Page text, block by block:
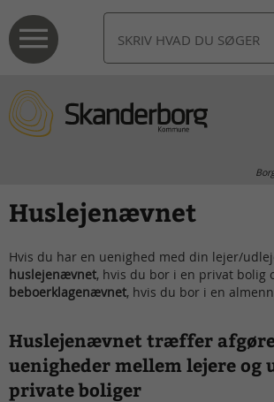
Huslejenævnet
Hvis du har en uenighed med din lejer/
huslejenævnet, hvis du bor i en privat bolig
beboerklagenævnet, hvis du bor i en
Huslejenævnet træffer
uenigheder mellem lejere og
private boliger